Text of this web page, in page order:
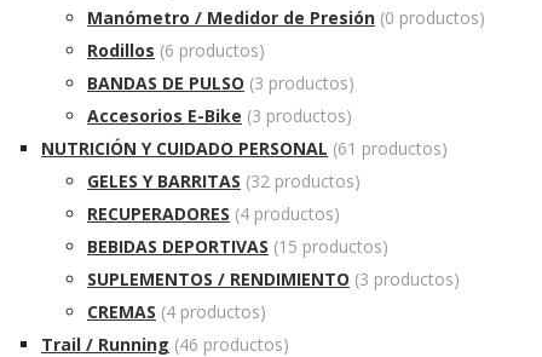
Manómetro / Medidor de Presión (0 productos)
Rodillos (6 productos)
BANDAS DE PULSO (3 productos)
Accesorios E-Bike (3 productos)
NUTRICIÓN Y CUIDADO PERSONAL (61 productos)
GELES Y BARRITAS (32 productos)
RECUPERADORES (4 productos)
BEBIDAS DEPORTIVAS (15 productos)
SUPLEMENTOS / RENDIMIENTO (3 productos)
CREMAS (4 productos)
Trail / Running (46 productos)